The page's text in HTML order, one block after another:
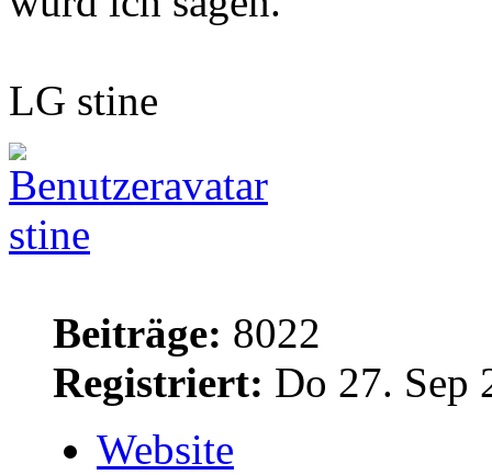
LG stine
stine
Beiträge: 8022
Registriert: Do 27. Sep
Website